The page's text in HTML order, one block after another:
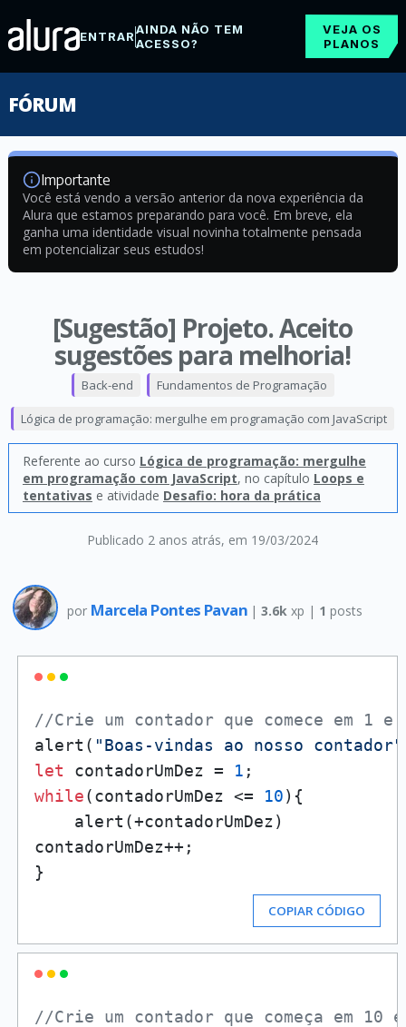
ENTRARAINDA NÃO TEM
ACESSO?
VEJA OS
PLANOS
FÓRUM
Importante
Você está vendo a versão anterior da nova experiência da
Alura que estamos preparando para você. Em breve, ela
ganha uma identidade visual novinha totalmente pensada
em potencializar seus estudos!
[Sugestão] Projeto. Aceito
sugestões para melhoria!
Publicado 2 anos atrás, em 19/03/2024
Back-end Fundamentos de Programação
Lógica de programação: mergulhe em programação com JavaScript
Referente ao curso Lógica de programação: mergulhe
em programação com JavaScript, no capítulo Loops e
tentativas e atividade Desafio: hora da prática
por Marcela Pontes Pavan |3.6k xp | 1 posts
//Crie um contador que comece em 1
alert( "Boas-vindas ao nosso contador"
let contadorUmDez = 1
while(contadorUmDez <= 10){
    alert(+contadorUmDez)
contadorUmDez++;
COPIAR CÓDIGO
//Crie um contador que começa em 10